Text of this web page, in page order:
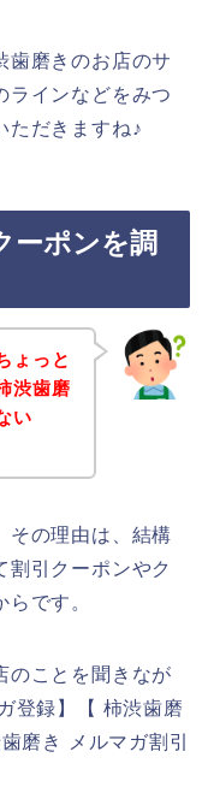
歯磨きのお店のサ
ラインなどをみつ
ただきますね♪
ーポンを調
ょっと
渋歯磨
い
その理由は、結構
割引クーポンやク
です。
のことを聞きなが
登録】【 柿渋歯磨
磨き メルマガ割引